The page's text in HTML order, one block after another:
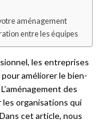
aménagement
entre les équipes
les entreprises
améliorer le bien-
des
les organisations qui
cet article, nous